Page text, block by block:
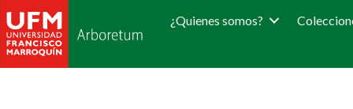
¿Quienes somos?